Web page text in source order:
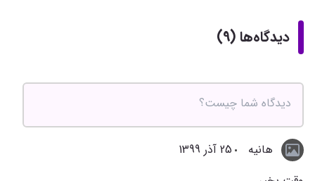
دیدگاه‌ها (9)
هانیه
25 آذر 1399